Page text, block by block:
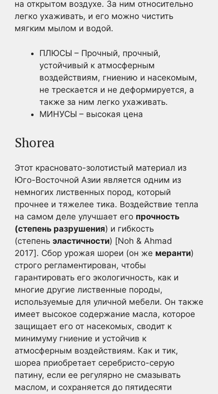
на открытом воздухе. За ним относительно
легко ухаживать, и его можно чистить
мягким мылом и водой.
ПЛЮСЫ – Прочный, прочный,
устойчивый к атмосферным
воздействиям, гниению и насекомым,
не трескается и не деформируется, а
также за ним легко ухаживать.
МИНУСЫ – высокая цена
Shorea
Этот красновато-золотистый материал из
Юго-Восточной Азии является одним из
немногих лиственных пород, который
прочнее и тяжелее тика. Воздействие тепла
на самом деле улучшает его прочность
(степень разрушения) и гибкость
(степень эластичности) [Noh & Ahmad
2017]. Сбор урожая шореи (он же меранти)
строго регламентирован, чтобы
гарантировать его экологичность, как и
многие другие лиственные породы,
используемые для уличной мебели. Он также
имеет высокое содержание масла, которое
защищает его от насекомых, сводит к
минимуму гниение и устойчив к
атмосферным воздействиям. Как и тик,
шореа приобретает серебристо-серую
патину, если ее регулярно не смазывать
маслом, и сохраняется до пятидесяти